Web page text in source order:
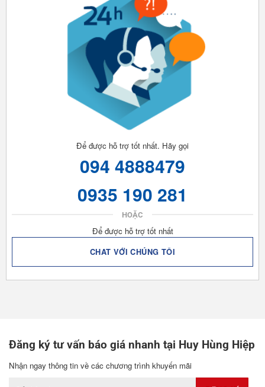
Để được hỗ trợ tốt nhất. Hãy gọi
094 4888479
0935 190 281
HOẶC
Để được hỗ trợ tốt nhất
CHAT VỚI CHÚNG TÔI
Đăng ký tư vấn báo giá nhanh tại Huy Hùng Hiệp
Nhận ngay thông tin về các chương trình khuyến mãi